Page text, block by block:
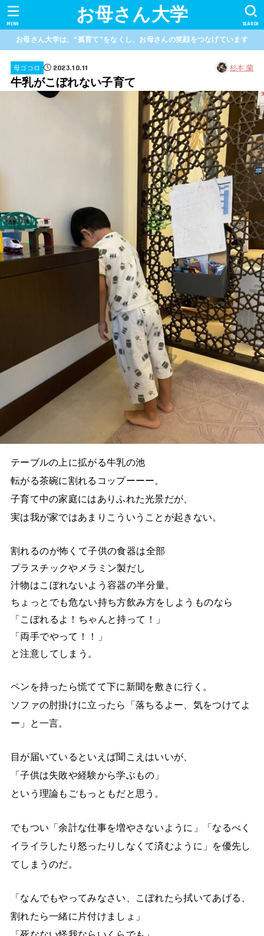
お母さん大学 SEARCH
MENU
お母さん大学は、“孤育て”をなくし、お母さんの笑顔をつなげています
母ゴコロ 2023.10.11 杉本 蘭
牛乳がこぼれない子育て
テーブルの上に拡がる牛乳の池
転がる茶碗に割れるコップーーー。
子育て中の家庭にはありふれた光景だが、
実は我が家ではあまりこういうことが起きない。
割れるのが怖くて子供の食器は全部
プラスチックやメラミン製だし
汁物はこぼれないよう容器の半分量。
ちょっとでも危ない持ち方飲み方をしようものなら
「こぼれるよ！ちゃんと持って！」
「両手でやって！！」
と注意してしまう。
ペンを持ったら慌てて下に新聞を敷きに行く。
ソファの肘掛けに立ったら「落ちるよー、気をつけてよ
ー」と一言。
目が届いているといえば聞こえはいいが、
「子供は失敗や経験から学ぶもの」
という理論もごもっともだと思う。
でもつい「余計な仕事を増やさないように」「なるべく
イライラしたり怒ったりしなくて済むように」を優先し
てしまうのだ。
「なんでもやってみなさい、こぼれたら拭いてあげる、
割れたら一緒に片付けましょ」